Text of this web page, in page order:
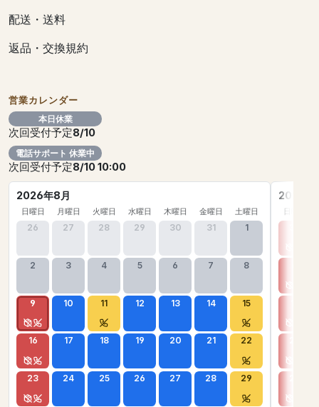
配送・送料
返品・交換規約
営業カレンダー
本日休業
次回受付予定8/10
電話サポート 休業中
次回受付予定8/10 10:00
2026年8月
日曜日 月曜日 火曜日 水曜日 木曜日 金曜日 土曜日
26 27 28 29 30 31 1
2 3 4 5 6 7 8
9 10 11 12 13 14 15
16 17 18 19 20 21 22
23 24 25 26 27 28 29
2026年
日曜日